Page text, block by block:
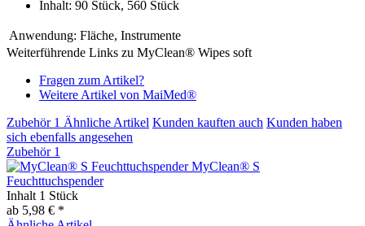
Inhalt: 90 Stück, 560 Stück
Anwendung: Fläche, Instrumente
Weiterführende Links zu MyClean® Wipes soft
Fragen zum Artikel?
Weitere Artikel von MaiMed®
Zubehör 1 Ähnliche Artikel Kunden kauften auch Kunden haben
sich ebenfalls angesehen
Zubehör 1
MyClean® S
Feuchttuchspender
Inhalt 1 Stück
ab 5,98 € *